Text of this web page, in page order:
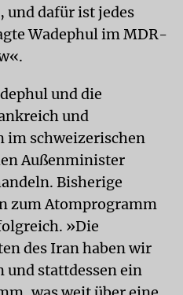
und dafür ist jedes
Wadephul im MDR-
und die
und
im schweizerischen
Außenminister
Bisherige
zum Atomprogramm
»Die
des Iran haben wir
stattdessen ein